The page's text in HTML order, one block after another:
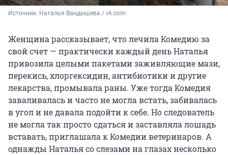
Источник: Наталья Вандышева / vk.com
Женщина рассказывает, что лечила Комедию за
свой счет — практически каждый день Наталья
привозила целыми пакетами заживляющие мази,
перекись, хлоргексидин, антибиотики и другие
лекарства, промывала раны. Уже тогда Комедия
заваливалась и часто не могла встать, забивалась
в угол и не давала подойти к себе. Но следователь
не могла так просто сдаться и заставляла лошадь
вставать, приглашала к Комедии ветеринаров. А
однажды Наталья со слезами на глазах несколько